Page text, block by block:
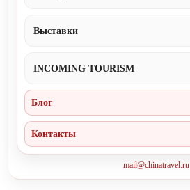
Выставки
INCOMING TOURISM
Блог
Контакты
mail@chinatravel.ru